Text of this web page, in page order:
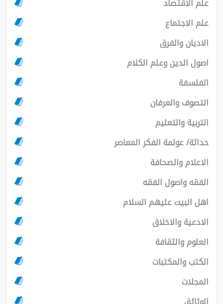
علم الاقتصاد
علم الاجتماع
الاديان والفرق
اصول الدين وعلم الكلام
الفلسفة
التصوف والعرفان
التربية والتعليم
حداثة/ عولمة الفكر المعاصر
الاعلام والصحافة
الفقه واصول الفقه
اهل البيت عليهم السلام
الادعية والاخلاق
العلوم والثقافة
الكتب والمكتبات
المجلات